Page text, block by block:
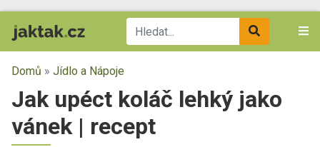
Domů » Jídlo a Nápoje
Jak upéct koláč lehký jako
vánek | recept